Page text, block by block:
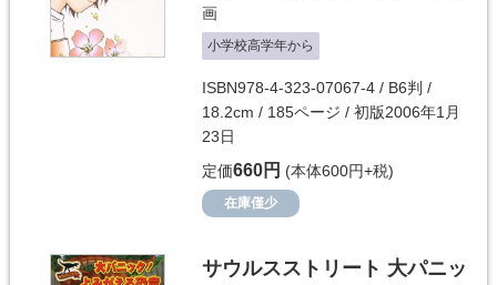
画
小学校高学年から
ISBN978-4-323-07067-4 / B6判 /
18.2cm / 185ページ / 初版2006年1月
23日
定価660円 (本体600円+税)
在庫僅少
サウルスストリート 大パニッ